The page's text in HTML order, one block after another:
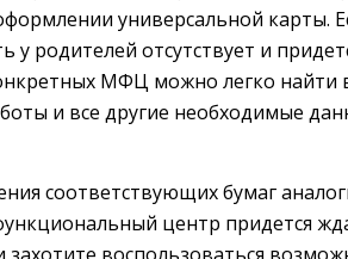
универсальной карты.
у родителей отсутствует и
МФЦ можно легко найти
и все другие необходимые
соответствующих бумаг
центр придется
захотите воспользоваться